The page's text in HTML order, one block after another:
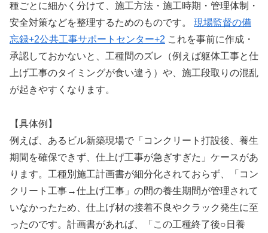
種ごとに細かく分けて、施工方法・施工時期・管理体制・
安全対策などを整理するためのものです。 現場監督の備
忘録+2公共工事サポートセンター+2 これを事前に作成・
承認しておかないと、工種間のズレ（例えば躯体工事と仕
上げ工事のタイミングが食い違う）や、施工段取りの混乱
が起きやすくなります。
【具体例】
例えば、あるビル新築現場で「コンクリート打設後、養生
期間を確保できず、仕上げ工事が急ぎすぎた」ケースがあ
ります。工種別施工計画書が細分化されておらず、「コン
クリート工事→仕上げ工事」の間の養生期間が管理されて
いなかったため、仕上げ材の接着不良やクラック発生に至
ったのです。計画書があれば、「この工種終了後○日養